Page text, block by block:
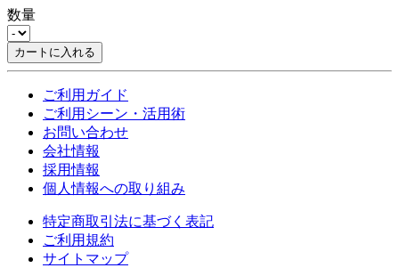
数量
カートに入れる
ご利用ガイド
ご利用シーン・活用術
お問い合わせ
会社情報
採用情報
個人情報への取り組み
特定商取引法に基づく表記
ご利用規約
サイトマップ